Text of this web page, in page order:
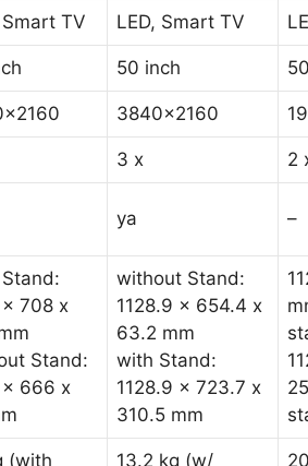
Smart TV LED, Smart TV
50 inch
3840×2160
3 x 2
ya –
x 708 x
Stand:
x 666 x
without Stand:
1128.9 x 654.4 x
63.2 mm
with Stand:
1128.9 x 723.7 x
310.5 mm
(with 13.2 kg (w/